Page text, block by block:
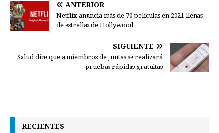
ANTERIOR
Netflix anuncia más de 70 películas en 2021 llenas
de estrellas de Hollywood
SIGUIENTE
Salud dice que a miembros de Juntas se realizará
pruebas rápidas gratuitas
RECIENTES